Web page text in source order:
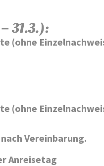
31.3.):
(ohne
(ohne
Vereinbarung.
Anreisetag